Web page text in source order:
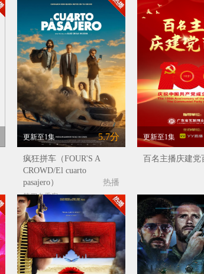
更新至1集 5.7分
疯狂拼车（FOUR'S A
CROWD/El cuarto
pasajero）
热播
第四名乘客
更新至1集
百名主播庆建党